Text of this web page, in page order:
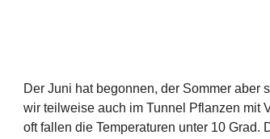
Der Juni hat begonnen, der Sommer aber
wir teilweise auch im Tunnel Pflanzen mit
oft fallen die Temperaturen unter 10